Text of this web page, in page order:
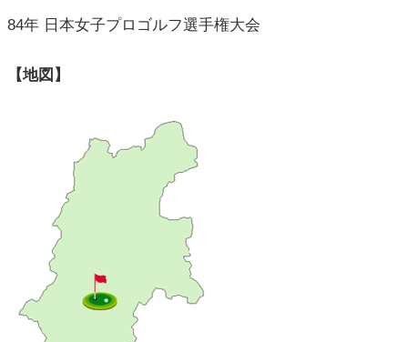
84年 日本女子プロゴルフ選手権大会
【地図】